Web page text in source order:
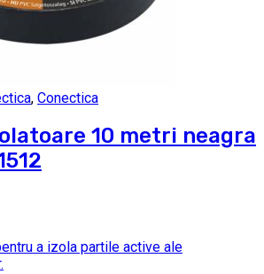
, Conectica
10 metri neagra
a izola partile active ale